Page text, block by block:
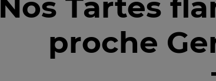
Nos Tartes
proche